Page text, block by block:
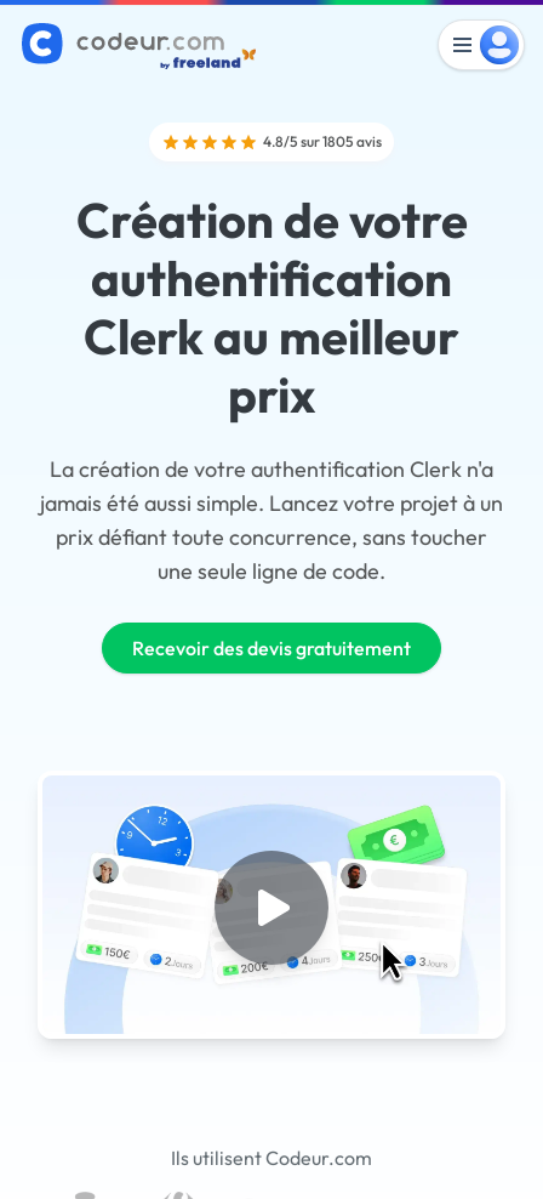
4.8/5 sur 1805 avis
Création de votre
authentification
Clerk au meilleur
prix
La création de votre authentification Clerk n'a
jamais été aussi simple. Lancez votre projet à un
prix défiant toute concurrence, sans toucher
une seule ligne de code.
Recevoir des devis gratuitement
Ils utilisent Codeur.com